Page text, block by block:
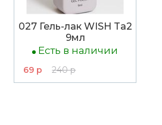
027 Гель-лак WISH Ta2
9мл
Есть в наличии
69 р 240 р